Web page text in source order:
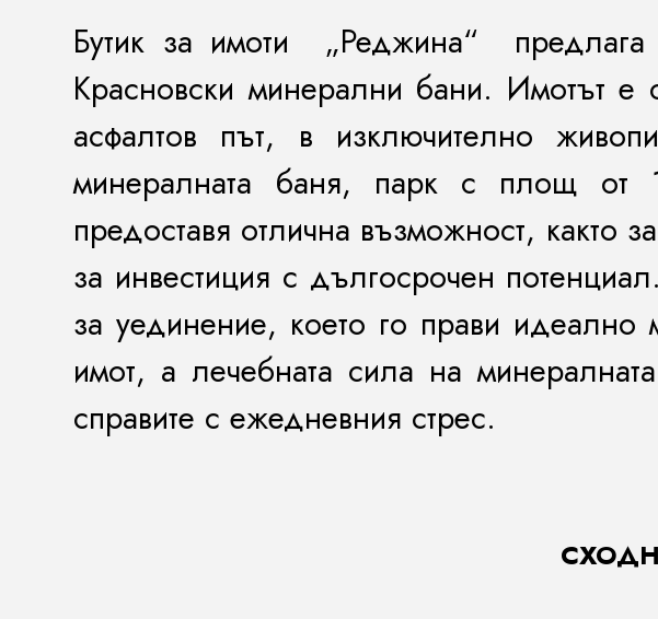
Бутик за имоти „Реджина“
Красновски минерални бани. Имотът
асфалтов път, в изключително
минералната баня, парк с площ
предоставя отлична възможност,
за инвестиция с дългосрочен
за уединение, което го прави
имот, а лечебната сила на
справите с ежедневния стрес.